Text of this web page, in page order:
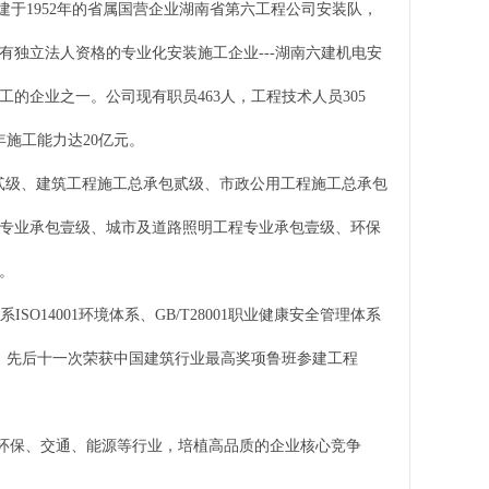
1952年的省属国营企业湖南省第六工程公司安装队，
独立法人资格的专业化安装施工企业---湖南六建机电安
企业之一。公司现有职员463人，工程技术人员305
工能力达20亿元。
、建筑工程施工总承包贰级、市政公用工程施工总承包
业承包壹级、城市及道路照明工程专业承包壹级、环保
环境体系、GB/T28001职业健康安全管理体系
后十一次荣获中国建筑行业最高奖项鲁班参建工程
、交通、能源等行业，培植高品质的企业核心竞争